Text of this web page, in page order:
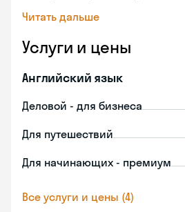
Читать дальше
Услуги и цены
Английский язык
Деловой - для бизнеса
Для путешествий
Для начинающих - премиум
Все услуги и цены (4)